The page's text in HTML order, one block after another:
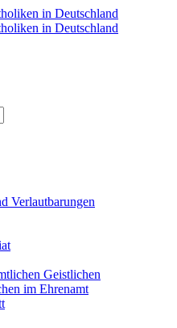
Verlautbarungen
Geistlichen
im Ehrenamt